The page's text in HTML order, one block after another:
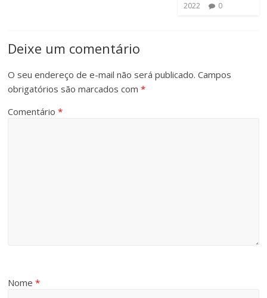
2022
0
Deixe um comentário
O seu endereço de e-mail não será publicado. Campos
obrigatórios são marcados com*
Comentário*
Nome*